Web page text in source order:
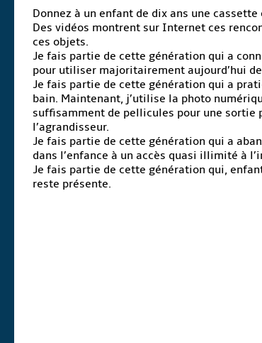
Donnez à un enfant de dix ans une
Des vidéos montrent sur Internet ces
ces objets.
Je fais partie de cette génération qui a
pour utiliser majoritairement aujourd’hui
Je fais partie de cette génération qui a
bain. Maintenant, j’utilise la photo
suffisamment de pellicules pour une sortie
l’agrandisseur.
Je fais partie de cette génération qui a
dans l’enfance à un accès quasi illimité à
Je fais partie de cette génération qui,
reste présente.